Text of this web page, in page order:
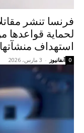
فرنسا تنشر
لحماية قواعدها
استهداف
آنفانيوز - 3 مارس، 2026 0